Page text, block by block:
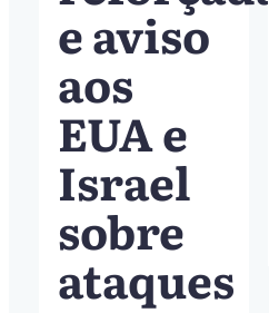
e aviso
aos
EUA e
Israel
sobre
ataques